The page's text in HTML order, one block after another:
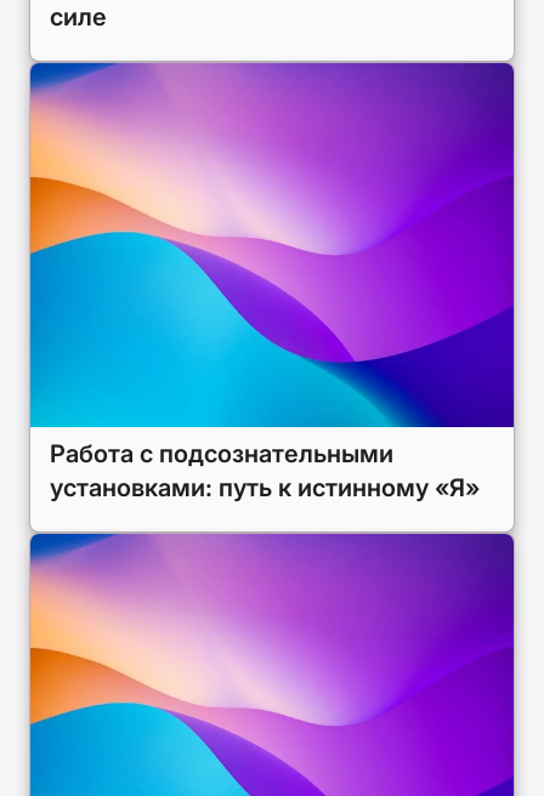
силе
Работа с подсознательными
установками: путь к истинному «Я»